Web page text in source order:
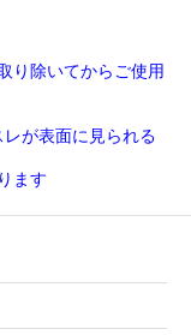
り除いてからご使用
が表面に見られる
ます